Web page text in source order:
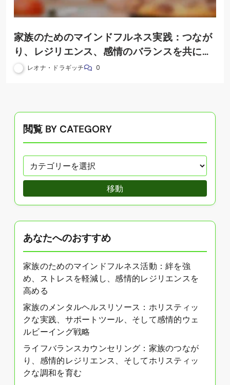
家族のためのマインドフルネス実践：つなが
り、レジリエンス、感情のバランスを共に育
む レオナ・ドラギッチ 0
閲覧 BY CATEGORY
移動
あなたへのおすすめ
家族のためのマインドフルネス活動：絆を強
め、ストレスを軽減し、感情的レジリエンスを
高める
家族のメンタルヘルスリソース：ホリスティッ
クな実践、サポートツール、そして感情的ウェ
ルビーイング戦略
ライフバランスカウンセリング：家族のつなが
り、感情的レジリエンス、そしてホリスティッ
クな調和を育む